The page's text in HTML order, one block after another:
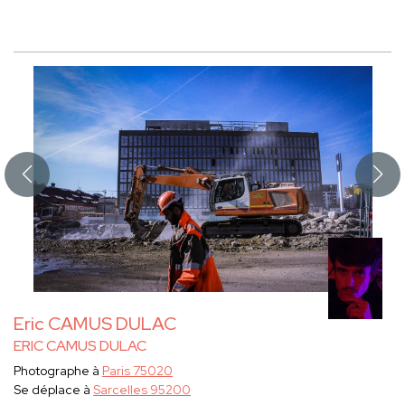
Eric CAMUS DULAC
ERIC CAMUS DULAC
Photographe à Paris 75020
Se déplace à Sarcelles 95200